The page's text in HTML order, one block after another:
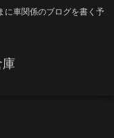
に車関係のブログを書く予